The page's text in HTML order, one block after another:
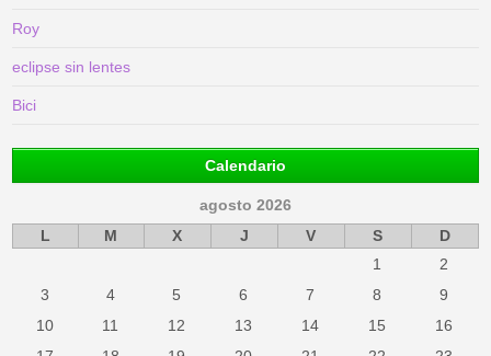
Roy
eclipse sin lentes
Bici
Calendario
agosto 2026
L
M X J V S
D
1
2
3
4 5 6 7 8
9
10
11 12 13 14 15
16